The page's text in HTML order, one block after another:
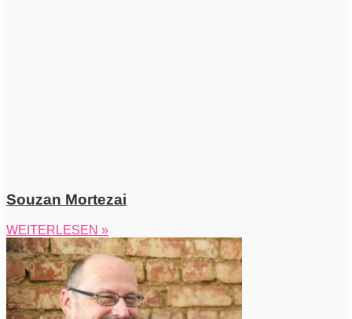
Souzan Mortezai
WEITERLESEN »